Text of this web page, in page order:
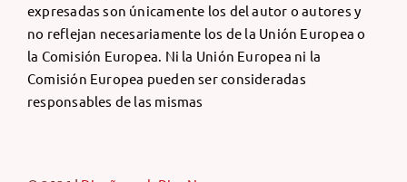
expresadas son únicamente los del autor o autores y
no reflejan necesariamente los de la Unión Europea o
la Comisión Europea. Ni la Unión Europea ni la
Comisión Europea pueden ser consideradas
responsables de las mismas